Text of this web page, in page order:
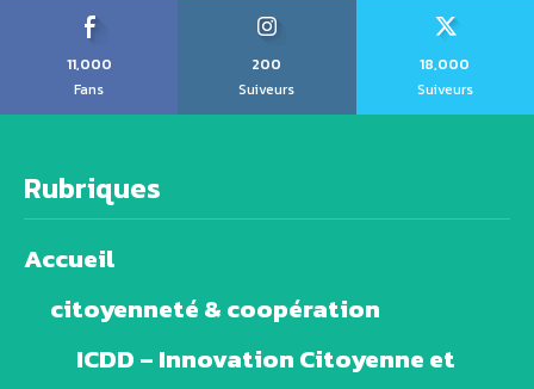
11,000
Fans
200
Suiveurs
18,000
Suiveurs
Rubriques
Accueil
citoyenneté & coopération
ICDD – Innovation Citoyenne et